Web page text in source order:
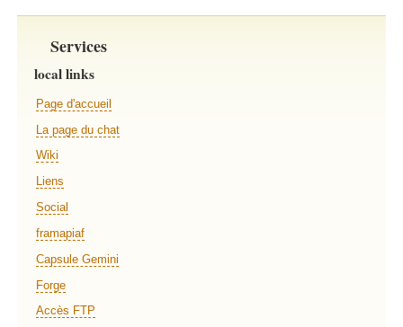
Services
local links
Page d'accueil
La page du chat
Wiki
Liens
Social
framapiaf
Capsule Gemini
Forge
Accès FTP